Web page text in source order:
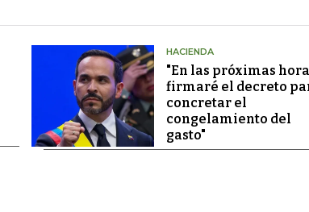
HACIENDA
"En las próximas
firmaré el decreto
concretar el
congelamiento del
gasto"